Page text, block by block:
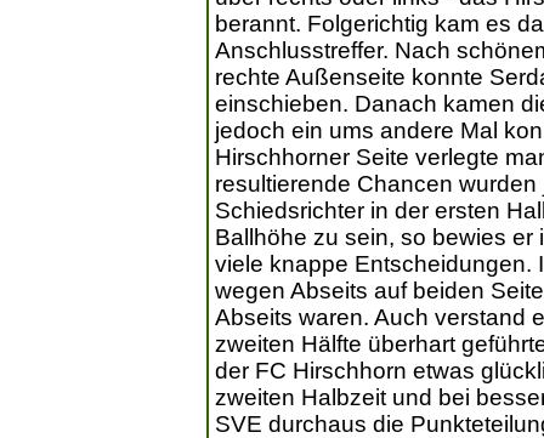
berannt. Folgerichtig kam es
Anschlusstreffer. Nach
rechte Außenseite konnte
einschieben. Danach kamen
jedoch ein ums andere Mal
Hirschhorner Seite verlegte
resultierende Chancen
Schiedsrichter in der ersten
Ballhöhe zu sein, so bewies
viele knappe Entscheidungen.
wegen Abseits auf beiden
Abseits waren. Auch verstand
zweiten Hälfte überhart
der FC Hirschhorn etwas
zweiten Halbzeit und bei
SVE durchaus die